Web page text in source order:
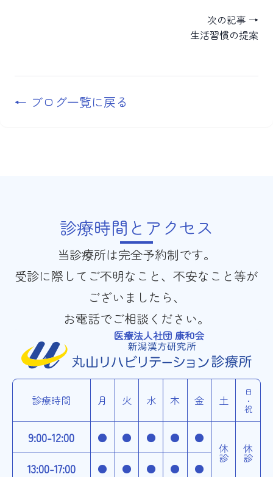
次の記事 →
生活習慣の提案
← ブログ一覧に戻る
診療時間とアクセス
当診療所は完全予約制です。
受診に際してご不明なこと、不安なこと等が
ございましたら、
お電話でご相談ください。
医療法人社団 康和会
診療時間 月 火 水 木 金 土 日・祝
9:00-12:00 ● ● ● ● ●
13:00-17:00 ● ● ● ● ●
休診 休診